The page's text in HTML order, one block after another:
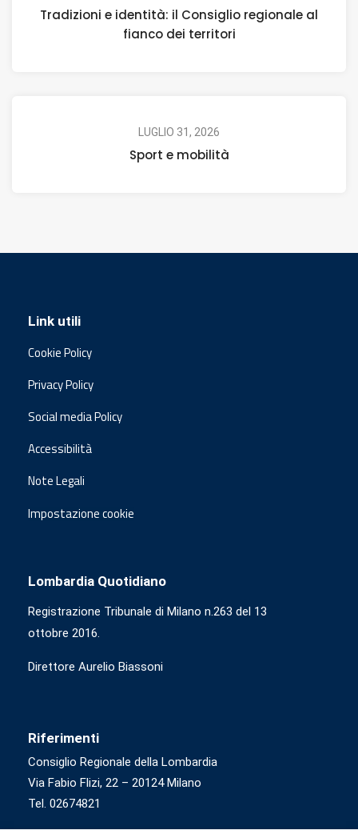
Tradizioni e identità: il Consiglio regionale al
fianco dei territori
LUGLIO 31, 2026
Sport e mobilità
Link utili
Cookie Policy
Privacy Policy
Social media Policy
Accessibilità
Note Legali
Impostazione cookie
Lombardia Quotidiano
Registrazione Tribunale di Milano n.263 del 13
ottobre 2016.
Direttore Aurelio Biassoni
Riferimenti
Consiglio Regionale della Lombardia
Via Fabio Flizi, 22 – 20124 Milano
Tel. 02674821